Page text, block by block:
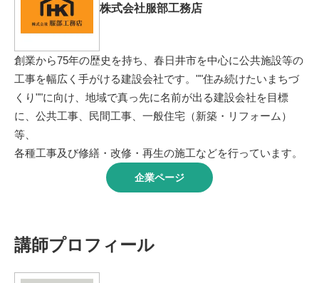
株式会社服部工務店
創業から75年の歴史を持ち、春日井市を中心に公共施設等の
工事を幅広く手がける建設会社です。""住み続けたいまちづ
くり""に向け、地域で真っ先に名前が出る建設会社を目標
に、公共工事、民間工事、一般住宅（新築・リフォーム）
等、
各種工事及び修繕・改修・再生の施工などを行っています。
企業ページ
講師プロフィール